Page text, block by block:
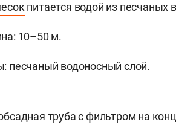
питается водой из песчаных
10–50 м.
песчаный водоносный слой.
труба с фильтром на